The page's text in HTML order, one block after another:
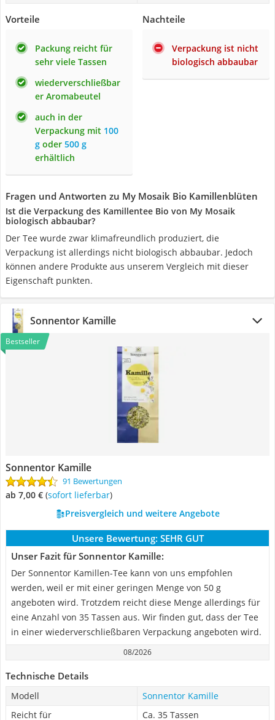
Vorteile
Packung reicht für
sehr viele Tassen
wiederverschließbar
er Aromabeutel
auch in der
Verpackung mit 100
g oder 500 g
erhältlich
Nachteile
Verpackung ist nicht
biologisch abbaubar
Fragen und Antworten zu My Mosaik Bio Kamillenblüten
Ist die Verpackung des Kamillentee Bio von My Mosaik
biologisch abbaubar?
Der Tee wurde zwar klimafreundlich produziert, die
Verpackung ist allerdings nicht biologisch abbaubar. Jedoch
können andere Produkte aus unserem Vergleich mit dieser
Eigenschaft punkten.
Sonnentor Kamille
Bestseller
Sonnentor Kamille
91 Bewertungen
ab 7,00 € ( Sofort lieferbar)
Preisvergleich und weitere Angebote
Unsere Bewertung: SEHR GUT
Unser Fazit für Sonnentor Kamille:
Der Sonnentor Kamillen-Tee kann von uns empfohlen
werden, weil er mit einer geringen Menge von 50 g
angeboten wird. Trotzdem reicht diese Menge allerdings für
eine Anzahl von 35 Tassen aus. Wir finden gut, dass der Tee
in einer wiederverschließbaren Verpackung angeboten wird.
08/2026
Technische Details
Modell
Sonnentor Kamille
Reicht für
Ca. 35 Tassen